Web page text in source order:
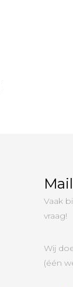
Vaak
vraag!
Wij
(één